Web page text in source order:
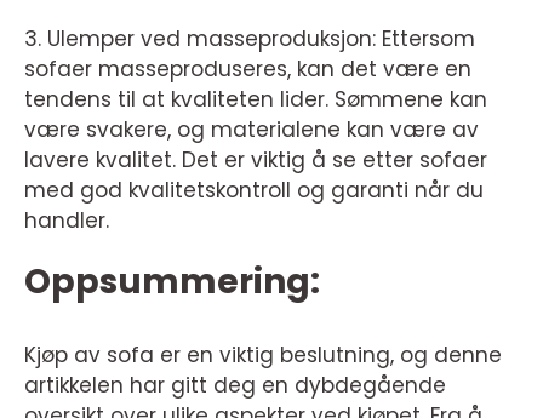
3. Ulemper ved masseproduksjon: Ettersom
sofaer masseproduseres, kan det være en
tendens til at kvaliteten lider. Sømmene kan
være svakere, og materialene kan være av
lavere kvalitet. Det er viktig å se etter sofaer
med god kvalitetskontroll og garanti når du
handler.
Oppsummering:
Kjøp av sofa er en viktig beslutning, og denne
artikkelen har gitt deg en dybdegående